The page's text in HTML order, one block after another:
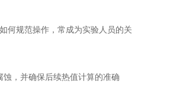
何规范操作，常成为实验人员的关
，并确保后续热值计算的准确